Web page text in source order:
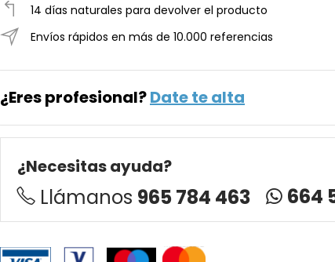
14 días naturales para devolver el producto
Envíos rápidos en más de 10.000 referencias
¿Eres profesional?Date te alta
¿Necesitas ayuda?
Llámanos 965 784 463 664